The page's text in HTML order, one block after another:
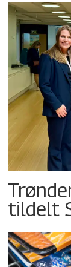
tildelt